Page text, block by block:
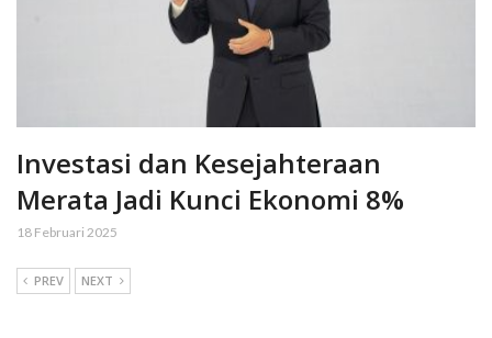
Investasi dan Kesejahteraan
Merata Jadi Kunci Ekonomi 8%
18 Februari 2025
PREV NEXT